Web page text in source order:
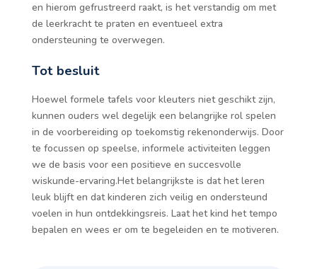
en hierom gefrustreerd raakt, is het verstandig om met
de leerkracht te praten en eventueel extra
ondersteuning te overwegen.
Tot besluit
Hoewel formele tafels voor kleuters niet geschikt zijn,
kunnen ouders wel degelijk een belangrijke rol spelen
in de voorbereiding op toekomstig rekenonderwijs. Door
te focussen op speelse, informele activiteiten leggen
we de basis voor een positieve en succesvolle
wiskunde-ervaring.Het belangrijkste is dat het leren
leuk blijft en dat kinderen zich veilig en ondersteund
voelen in hun ontdekkingsreis. Laat het kind het tempo
bepalen en wees er om te begeleiden en te motiveren.